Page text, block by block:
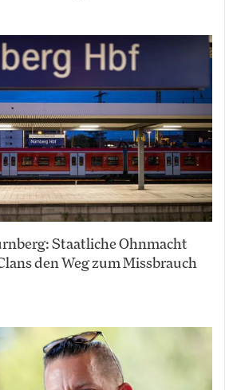
Staatliche Ohnmacht
den Weg zum Missbrauch